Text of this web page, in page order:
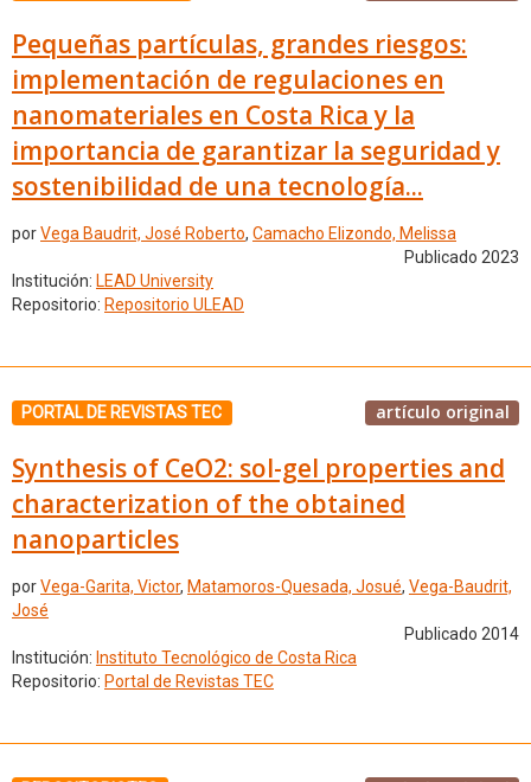
Pequeñas partículas, grandes riesgos:
implementación de regulaciones en
nanomateriales en Costa Rica y la
importancia de garantizar la seguridad y
sostenibilidad de una tecnología...
porVega Baudrit, José Roberto, Camacho Elizondo, Melissa
Publicado 2023
Institución: LEAD University
Repositorio: Repositorio ULEAD
PORTAL DE REVISTAS TEC artículo original
Synthesis of CeO2: sol-gel properties and
characterization of the obtained
nanoparticles
porVega-Garita, Victor, Matamoros-Quesada, Josué, Vega-Baudrit,
José
Publicado 2014
Institución: Instituto Tecnológico de Costa Rica
Repositorio: Portal de Revistas TEC